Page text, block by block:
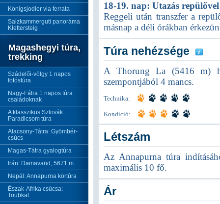
Königsjodler via ferrata
Salzkammerguti panoráma
Klettersteig
Magashegyi túra,
trekking
Szádelői-völgy 1 napos
fotóstúra
Nagy-Fátra 1 napos túra
családoknak
A klasszikus Szlovák
Paradicsom túra
Alacsony-Tátra: Gyömbér-
csúcs
Magas-Tátra gyalogtúra
Irán: Damavand, 5671 m
Nepál: Annapurna körtúra
Észak-Afrika csúcsa:
Toubkal
18-19. nap: Utazás
Reggeli után transzfer a
másnap a déli órákban
Túra nehézsége
A Thorung La (5416 m)
szempontjából 4 mancs.
Technika:
Kondíció:
Létszám
Az Annapurna túra
maximális 10 fő.
Ár